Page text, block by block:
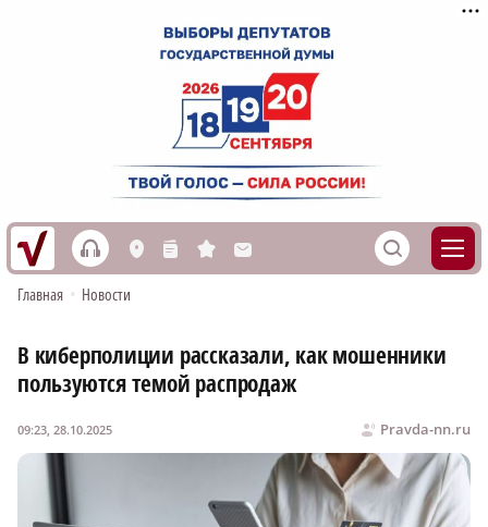
h L n s M S
Главная • Новости
В киберполиции рассказали, как мошенники
пользуются темой распродаж
Pravda-nn.ru
09:23, 28.10.2025